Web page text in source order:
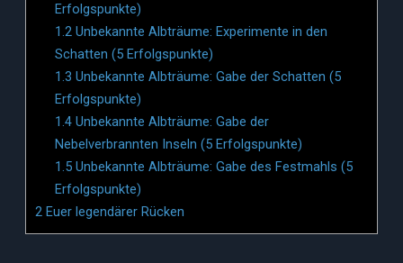
Erfolgspunkte)
1.2Unbekannte Albträume: Experimente in den
Schatten (5 Erfolgspunkte)
1.3 Unbekannte Albträume: Gabe der Schatten (5
Erfolgspunkte)
1.4Unbekannte Albträume: Gabe der
Nebelverbrannten Inseln (5 Erfolgspunkte)
1.5Unbekannte Albträume: Gabe des Festmahls (5
Erfolgspunkte)
2 Euer legendärer Rücken